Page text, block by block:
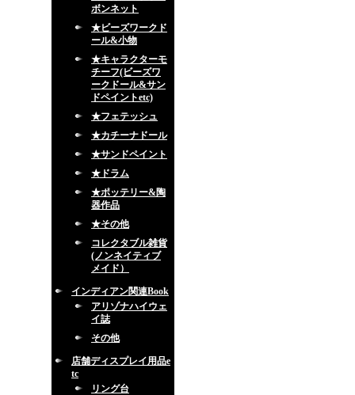
ボンネット
★ビーズワークド
ール&小物
★キャラクターモ
チーフ(ビーズワ
ークドール&サン
ドペイントetc)
★フェテッシュ
★カチーナドール
★サンドペイント
★ドラム
★ポッテリー&陶
器作品
★その他
コレクタブル雑貨
(ノンネイティブ
メイド）
インディアン関連Book
アリゾナハイウェ
イ誌
その他
店舗ディスプレイ用品e
tc
リング台